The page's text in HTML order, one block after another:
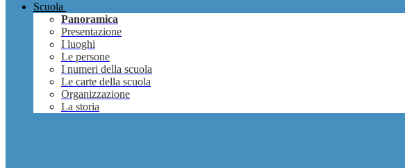
Scuola
Panoramica
Presentazione
I luoghi
Le persone
I numeri della scuola
Le carte della scuola
Organizzazione
La storia